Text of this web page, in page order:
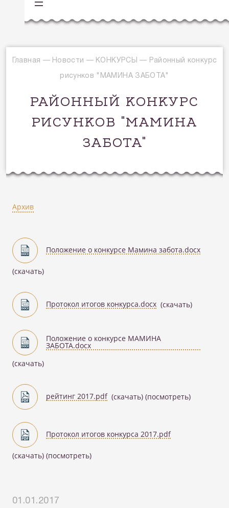
Главная — Новости — КОНКУРСЫ— Районный конкурс
рисунков "МАМИНА ЗАБОТА"
РАЙОННЫЙ КОНКУРС
РИСУНКОВ "МАМИНА
ЗАБОТА"
Архив
Положение о конкурсе Мамина забота.docx
(скачать)
Протокол итогов конкурса.docx (скачать)
Положение о конкурсе МАМИНА
ЗАБОТА.docx
(скачать)
рейтинг 2017.pdf (скачать) (посмотреть)
Протокол итогов конкурса 2017.pdf
(скачать) (посмотреть)
01.01.2017